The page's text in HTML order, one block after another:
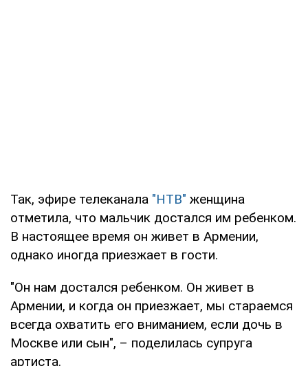
Так, эфире телеканала "НТВ" женщина
отметила, что мальчик достался им ребенком.
В настоящее время он живет в Армении,
однако иногда приезжает в гости.
"Он нам достался ребенком. Он живет в
Армении, и когда он приезжает, мы стараемся
всегда охватить его вниманием, если дочь в
Москве или сын", – поделилась супруга
артиста.